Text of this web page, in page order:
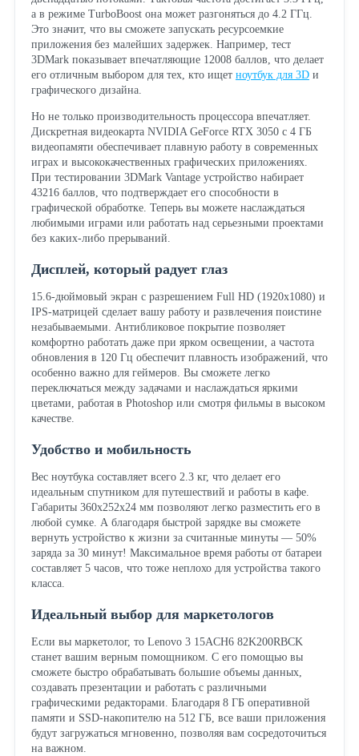
а в режиме TurboBoost она может разгоняться до 4.2 ГГц.
Это значит, что вы сможете запускать ресурсоемкие
приложения без малейших задержек. Например, тест
3DMark показывает впечатляющие 12008 баллов, что делает
его отличным выбором для тех, кто ищет ноутбук для 3Dи
графического дизайна.
Но не только производительность процессора впечатляет.
Дискретная видеокарта NVIDIA GeForce RTX 3050 с 4 ГБ
видеопамяти обеспечивает плавную работу в современных
играх и высококачественных графических приложениях.
При тестировании 3DMark Vantage устройство набирает
43216 баллов, что подтверждает его способности в
графической обработке. Теперь вы можете наслаждаться
любимыми играми или работать над серьезными проектами
без каких-либо прерываний.
Дисплей, который радует глаз
15.6-дюймовый экран с разрешением Full HD (1920x1080) и
IPS-матрицей сделает вашу работу и развлечения поистине
незабываемыми. Антибликовое покрытие позволяет
комфортно работать даже при ярком освещении, а частота
обновления в 120 Гц обеспечит плавность изображений, что
особенно важно для геймеров. Вы сможете легко
переключаться между задачами и наслаждаться яркими
цветами, работая в Photoshop или смотря фильмы в высоком
качестве.
Удобство и мобильность
Вес ноутбука составляет всего 2.3 кг, что делает его
идеальным спутником для путешествий и работы в кафе.
Габариты 360x252x24 мм позволяют легко разместить его в
любой сумке. А благодаря быстрой зарядке вы сможете
вернуть устройство к жизни за считанные минуты — 50%
заряда за 30 минут! Максимальное время работы от батареи
составляет 5 часов, что тоже неплохо для устройства такого
класса.
Идеальный выбор для маркетологов
Если вы маркетолог, то Lenovo 3 15ACH6 82K200RBCK
станет вашим верным помощником. С его помощью вы
сможете быстро обрабатывать большие объемы данных,
создавать презентации и работать с различными
графическими редакторами. Благодаря 8 ГБ оперативной
памяти и SSD-накопителю на 512 ГБ, все ваши приложения
будут загружаться мгновенно, позволяя вам сосредоточиться
на важном.